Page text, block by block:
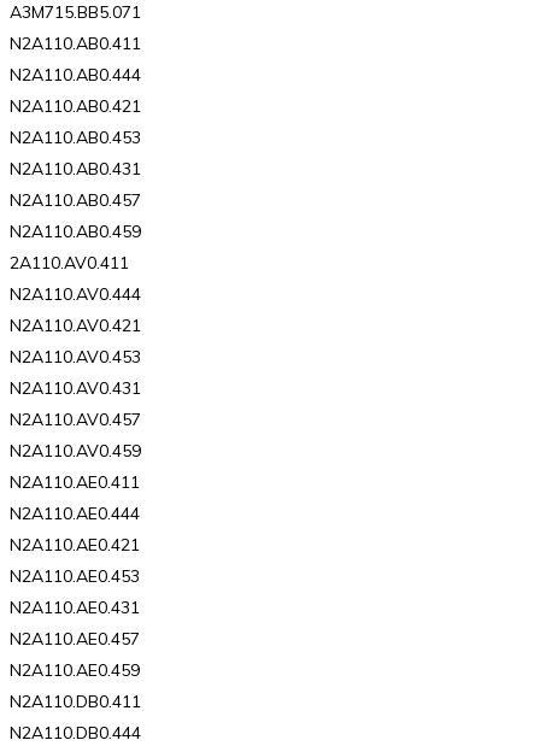
A3M715.BB5.071
N2A110.AB0.411
N2A110.AB0.444
N2A110.AB0.421
N2A110.AB0.453
N2A110.AB0.431
N2A110.AB0.457
N2A110.AB0.459
2A110.AV0.411
N2A110.AV0.444
N2A110.AV0.421
N2A110.AV0.453
N2A110.AV0.431
N2A110.AV0.457
N2A110.AV0.459
N2A110.AE0.411
N2A110.AE0.444
N2A110.AE0.421
N2A110.AE0.453
N2A110.AE0.431
N2A110.AE0.457
N2A110.AE0.459
N2A110.DB0.411
N2A110.DB0.444